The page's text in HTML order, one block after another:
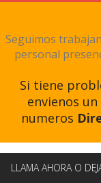
Seguimos
personal
Si tiene
envienos
numeros
LLAMA AHORA O